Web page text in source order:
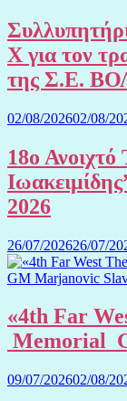
Χ για τον
της Σ.Ε.
02/08/202602/08/
18ο
2026
26/07/202626/07/
«4th Far
Memorial
09/07/202602/08/